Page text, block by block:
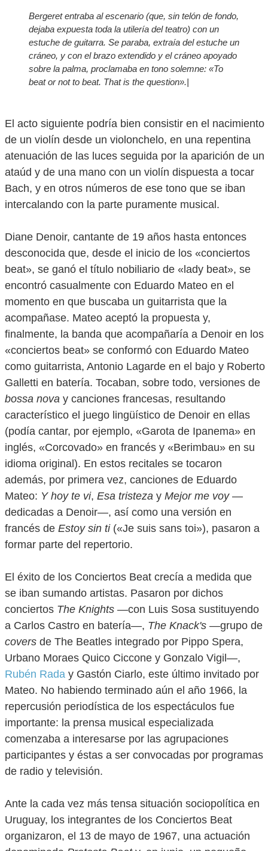
Bergeret entraba al escenario (que, sin telón de fondo,
dejaba expuesta toda la utilería del teatro) con un
estuche de guitarra. Se paraba, extraía del estuche un
cráneo, y con el brazo extendido y el cráneo apoyado
sobre la palma, proclamaba en tono solemne: «To
beat or not to beat. That is the question».|
El acto siguiente podría bien consistir en el nacimiento
de un violín desde un violonchelo, en una repentina
atenuación de las luces seguida por la aparición de un
ataúd y de una mano con un violín dispuesta a tocar
Bach, y en otros números de ese tono que se iban
intercalando con la parte puramente musical.
Diane Denoir, cantante de 19 años hasta entonces
desconocida que, desde el inicio de los «conciertos
beat», se ganó el título nobiliario de «lady beat», se
encontró casualmente con Eduardo Mateo en el
momento en que buscaba un guitarrista que la
acompañase. Mateo aceptó la propuesta y,
finalmente, la banda que acompañaría a Denoir en los
«conciertos beat» se conformó con Eduardo Mateo
como guitarrista, Antonio Lagarde en el bajo y Roberto
Galletti en batería. Tocaban, sobre todo, versiones de
bossa nova y canciones francesas, resultando
característico el juego lingüístico de Denoir en ellas
(podía cantar, por ejemplo, «Garota de Ipanema» en
inglés, «Corcovado» en francés y «Berimbau» en su
idioma original). En estos recitales se tocaron
además, por primera vez, canciones de Eduardo
Mateo: Y hoy te vi, Esa tristeza y Mejor me voy—
dedicadas a Denoir—, así como una versión en
francés de Estoy sin ti(«Je suis sans toi»), pasaron a
formar parte del repertorio.
El éxito de los Conciertos Beat crecía a medida que
se iban sumando artistas. Pasaron por dichos
conciertos The Knights —con Luis Sosa sustituyendo
a Carlos Castro en batería—, The Knack's —grupo de
covers de The Beatles integrado por Pippo Spera,
Urbano Moraes Quico Ciccone y Gonzalo Vigil—,
Rubén Rada y Gastón Ciarlo, este último invitado por
Mateo. No habiendo terminado aún el año 1966, la
repercusión periodística de los espectáculos fue
importante: la prensa musical especializada
comenzaba a interesarse por las agrupaciones
participantes y éstas a ser convocadas por programas
de radio y televisión.
Ante la cada vez más tensa situación sociopolítica en
Uruguay, los integrantes de los Conciertos Beat
organizaron, el 13 de mayo de 1967, una actuación